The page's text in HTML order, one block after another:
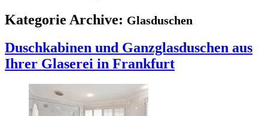
Kategorie Archive: Glasduschen
Duschkabinen und Ganzglasduschen aus
Ihrer Glaserei in Frankfurt